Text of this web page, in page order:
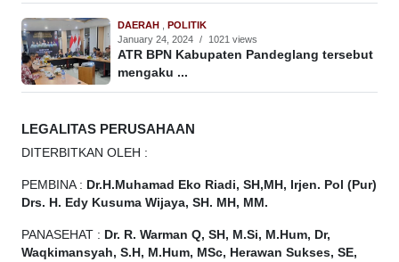
DAERAH
POLITIK
January 24, 2024 / 1021 views
ATR BPN Kabupaten Pandeglang tersebut
mengaku ...
LEGALITAS PERUSAHAAN
DITERBITKAN OLEH :
PEMBINA : Dr.H.Muhamad Eko Riadi, SH,MH, Irjen. Pol (Pur)
Drs. H. Edy Kusuma Wijaya, SH. MH, MM.
PANASEHAT : Dr. R. Warman Q, SH, M.Si, M.Hum, Dr,
Waqkimansyah, S.H, M.Hum, MSc, Herawan Sukses, SE,